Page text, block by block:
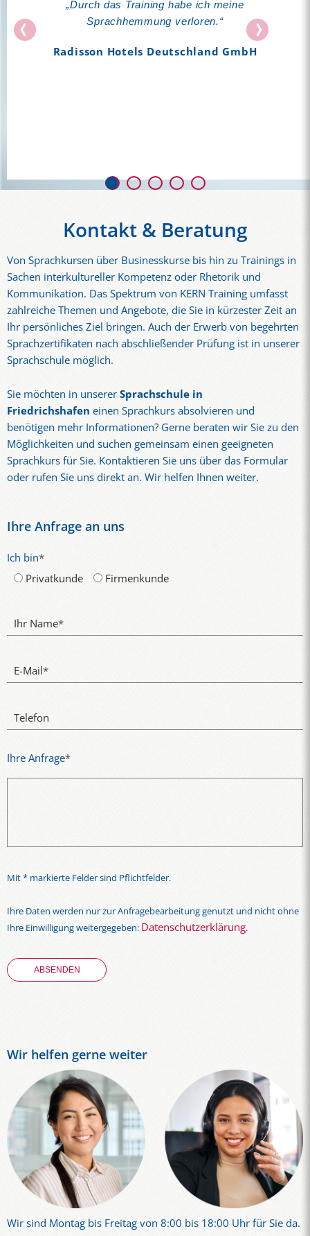
"I'm super, super happy with your lessons: very
well structured, interactive, with a lot of content
and also, FUN (...). Your lessons motivate me a
lot and make me want to keep on learning
„Durch das Training habe ich meine
Sprachhemmung verloren.“
Radisson Hotels Deutschland GmbH
Kontakt & Beratung
Von Sprachkursen über Businesskurse bis hin zu Trainings in
Sachen interkultureller Kompetenz oder Rhetorik und
Kommunikation. Das Spektrum von KERN Training umfasst
zahlreiche Themen und Angebote, die Sie in kürzester Zeit an
Ihr persönliches Ziel bringen. Auch der Erwerb von begehrten
Sprachzertifikaten nach abschließender Prüfung ist in unserer
Sprachschule möglich.
Sie möchten in unsererSprachschule in
Friedrichshafen einen Sprachkurs absolvieren und
benötigen mehr Informationen? Gerne beraten wir Sie zu den
Möglichkeiten und suchen gemeinsam einen geeigneten
Sprachkurs für Sie. Kontaktieren Sie uns über das Formular
oder rufen Sie uns direkt an. Wir helfen Ihnen weiter.
Ihre Anfrage an uns
Ich bin*
Privatkunde
Firmenkunde
Ihr Name*
E-Mail*
Telefon
Ihre Anfrage*
Mit * markierte Felder sind Pflichtfelder.
Ihre Daten werden nur zur Anfragebearbeitung genutzt und nicht ohne
Ihre Einwilligung weitergegeben: Datenschutzerklärung.
Wir helfen gerne weiter
Wir sind Montag bis Freitag von 8:00 bis 18:00 Uhr für Sie da.